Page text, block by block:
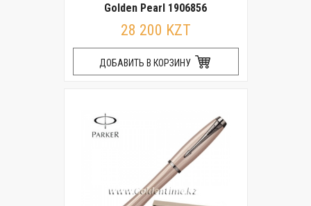
Golden Pearl 1906856
28 200 KZT
ДОБАВИТЬ В КОРЗИНУ